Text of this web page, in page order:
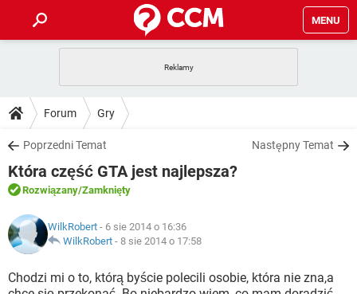
MENU
GRY
SPOTIFY
INSTAGRAM FACEBOOK
WINDOWS 10
PORADY
PlayStation
SPOTIFY
INSTAGRAM
WINDOWS 10
DO POBRANIA
ANDROID TIKTOK
GRY
IOS
INSTAGRAM
WINDOWS 10
FORUM
COVID-19
GRY WHATSAPP
ARTYKUŁY
COVID-19
GRY WHATSAPP
Forum Gry
Poprzedni Temat Następny Temat
Która część GTA jest najlepsza?
Rozwiązany/Zamknięty
WilkRobert - 6 sie 2014 o 16:36
WilkRobert - 8 sie 2014 o 17:58
Chodzi mi o to, którą byście polecili osobie, która nie zna,a